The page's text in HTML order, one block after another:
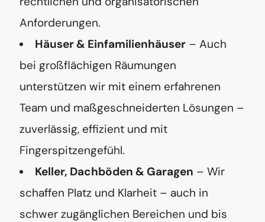
Anforderungen.
Häuser & Einfamilienhäuser – Auch
bei großflächigen Räumungen
unterstützen wir mit einem erfahrenen
Team und maßgeschneiderten Lösungen –
zuverlässig, effizient und mit
Fingerspitzengefühl.
Keller, Dachböden & Garagen – Wir
schaffen Platz und Klarheit – auch in
schwer zugänglichen Bereichen und bis